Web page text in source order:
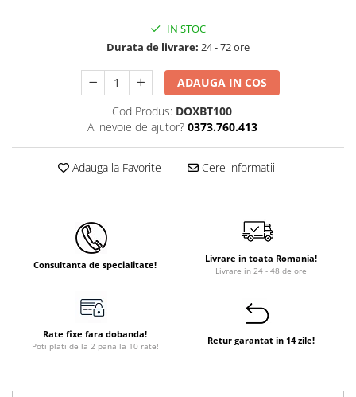
IN STOC
Durata de livrare: 24 - 72 ore
ADAUGA IN COS
Cod Produs: DOXBT100
Ai nevoie de ajutor? 0373.760.413
Adauga la Favorite Cere informatii
Consultanta de specialitate! Livrare in toata Romania!
Livrare in 24 - 48 de ore
Rate fixe fara dobanda!
Poti plati de la 2 pana la 10 rate!
Retur garantat in 14 zile!